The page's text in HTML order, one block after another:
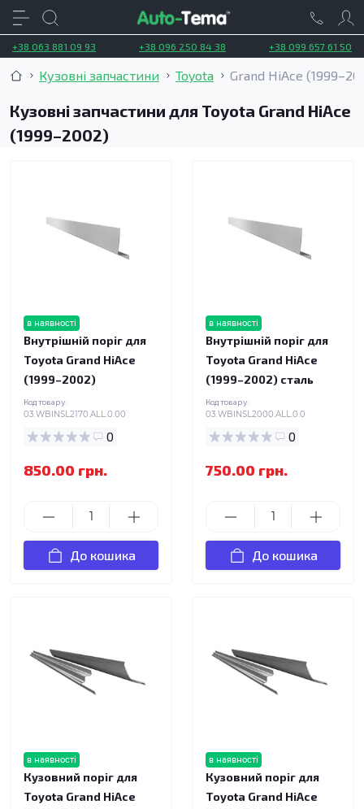
+38 063 881 09 93 +38 096 250 84 38 +38 099 657 61 50
Кузовні запчастини Toyota Grand HiAce
Кузовні запчастини для Toyota Grand HiAce
(1999–2002)
в наявності
Внутрішній поріг для
Toyota Grand HiAce
(1999–2002)
Код товару:
03.WBINSL2170.ALL.0.00
0
850.00 грн.
До кошика
в наявності
Внутрішній поріг для
Toyota Grand HiAce
(1999–2002) сталь
Код товару:
03.WBINSL2000.ALL.0.0
0
750.00 грн.
До кошика
в наявності
Кузовний поріг для
Toyota Grand HiAce
в наявності
Кузовний поріг для
Toyota Grand HiAce